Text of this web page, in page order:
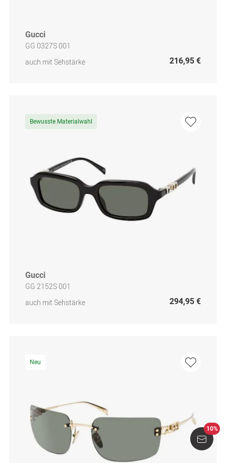
Gucci
GG 0327S 001
auch mit Sehstärke
216,95 €
Bewusste Materialwahl
Gucci
GG 2152S 001
auch mit Sehstärke
294,95 €
Neu
10%